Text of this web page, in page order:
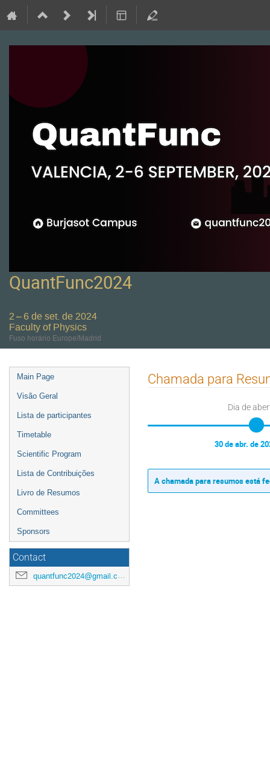
QuantFunc2024
2 – 6 de set. de 2024
Faculty of Physics
Fuso horário Europe/Madrid
Event
menu
Main Page
Visão Geral
Lista de participantes
Timetable
Scientific Program
Lista de Contribuições
Livro de Resumos
Committees
Sponsors
Contact
quantfunc2024@gmail.com
Chamada para
Dia de
30 de abr. de
A chamada para resumos está